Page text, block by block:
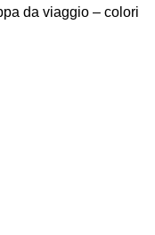
da viaggio – colori